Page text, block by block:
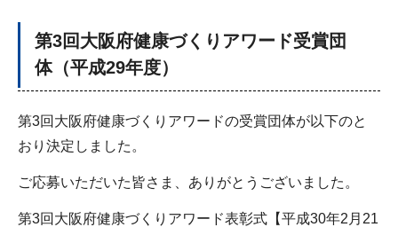
第3回大阪府健康づくりアワード受賞団
体（平成29年度）
第3回大阪府健康づくりアワードの受賞団体が以下のと
おり決定しました。
ご応募いただいた皆さま、ありがとうございました。
第3回大阪府健康づくりアワード表彰式【平成30年2月21